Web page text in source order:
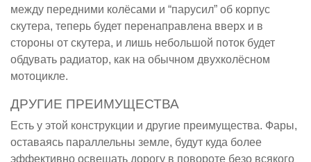
между передними колёсами и “парусил” об корпус
скутера, теперь будет перенаправлена вверх и в
стороны от скутера, и лишь небольшой поток будет
обдувать радиатор, как на обычном двухколёсном
мотоцикле.
ДРУГИЕ ПРЕИМУЩЕСТВА
Есть у этой конструкции и другие преимущества. Фары,
оставаясь параллельны земле, будут куда более
эффективно освещать дорогу в повороте безо всякого